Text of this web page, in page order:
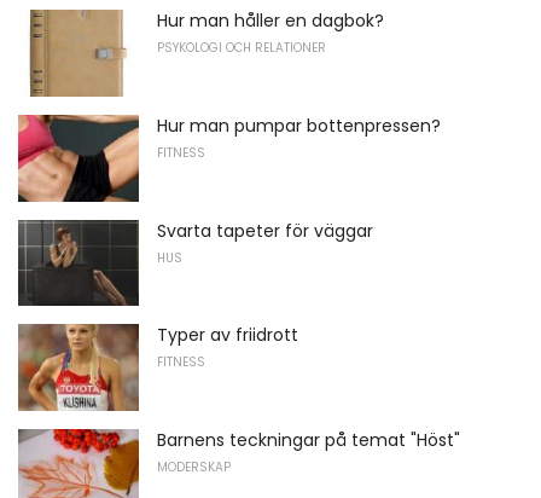
Hur man håller en dagbok?
PSYKOLOGI OCH RELATIONER
Hur man pumpar bottenpressen?
FITNESS
Svarta tapeter för väggar
HUS
Typer av friidrott
FITNESS
Barnens teckningar på temat "Höst"
MODERSKAP